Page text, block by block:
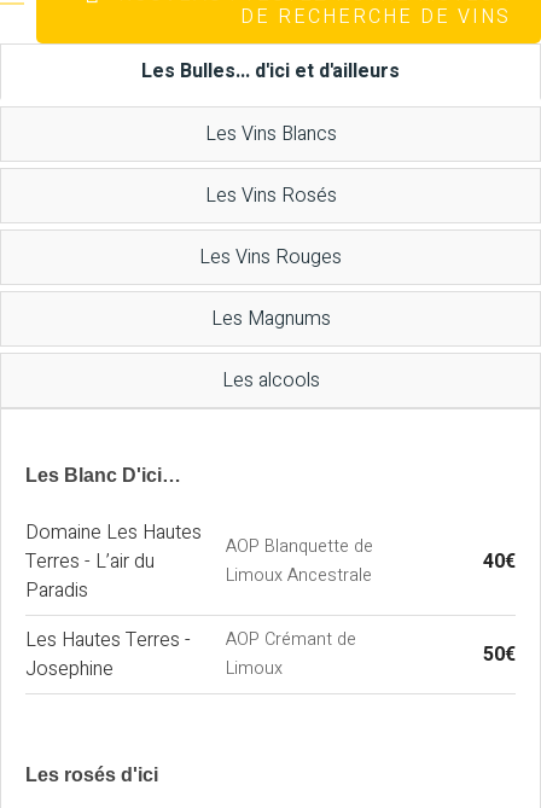
DE RECHERCHE DE VINS
Les Bulles... d'ici et d'ailleurs
Les Vins Blancs
Les Vins Rosés
Les Vins Rouges
Les Magnums
Les alcools
Les Blanc D'ici…
Domaine Les Hautes
Terres - L’air du
Paradis
AOP Blanquette de
Limoux Ancestrale
40€
Les Hautes Terres -
Josephine
AOP Crémant de
Limoux
50€
Les rosés d'ici